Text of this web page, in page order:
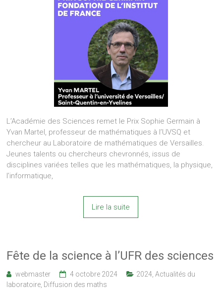
L’Académie des Sciences remet le Prix Sophie Germain à
Yvan Martel, professeur de mathématiques à l’UVSQ et
chercheur au Laboratoire de mathématiques de Versailles.
Jeunes talents ou chercheurs chevronnés, issus de
disciplines variées telles que les mathématiques, la physique,
l’informatique,
Lire la suite
Fête de la science à l’UFR des sciences
webmaster 4 octobre 2024 2024 ,Actualités du
laboratoire Diffusion des maths